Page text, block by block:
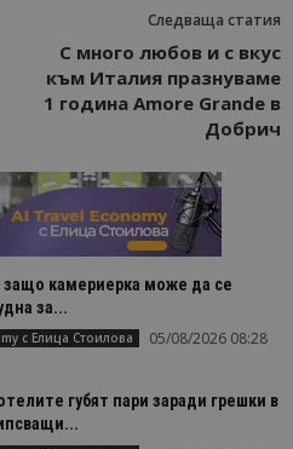
Следваща статия
С много любов и с вкус
към Италия празнуваме
1 година Amore Grande в
Добрич
защо камериерка може да се
за...
с Елица Стоилова 05/08/2026 08:28
губят пари заради грешки в